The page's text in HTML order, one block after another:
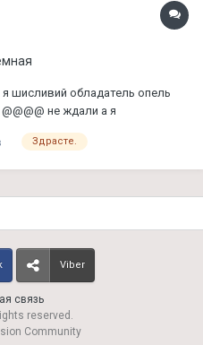
шисливий обладатель опель
не ждали а я
Здрасте.
связь
Viber
reserved.
Community